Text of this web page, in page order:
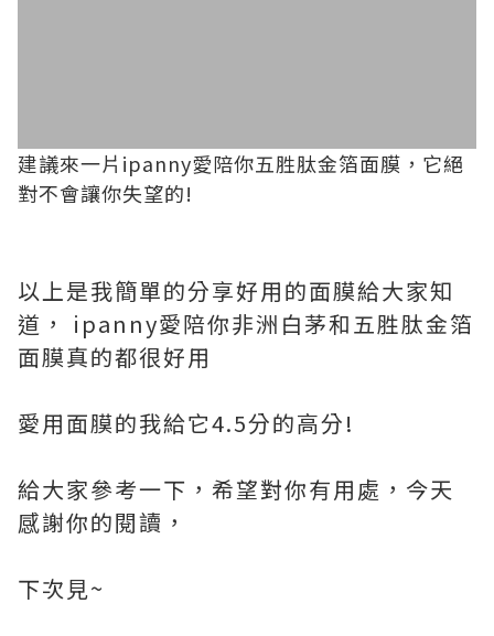
建議來一片ipanny愛陪你五胜肽金箔面膜，它絕
對不會讓你失望的!
以上是我簡單的分享好用的面膜給大家知
道， ipanny愛陪你非洲白茅和五胜肽金箔
面膜真的都很好用
愛用面膜的我給它4.5分的高分!
給大家參考一下，希望對你有用處，今天
感謝你的閱讀，
下次見~